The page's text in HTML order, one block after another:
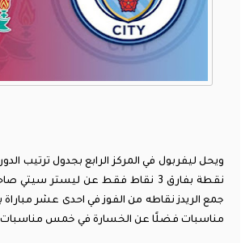
نقطة بفارق 3 نقاط فقط عن ليستر
جمع الريدز نقاطه من الفوز في احدى عشر
مناسبات فضلًا عن الخسارة في خمس مناسبات